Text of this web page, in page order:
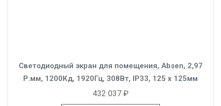
Светодиодный экран для помещения, Absen, 2,97
Р.мм, 1200Кд, 1920Гц, 308Вт, IP33, 125 x 125мм
432 037 ₽